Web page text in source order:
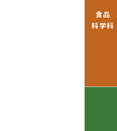
食品
科学科